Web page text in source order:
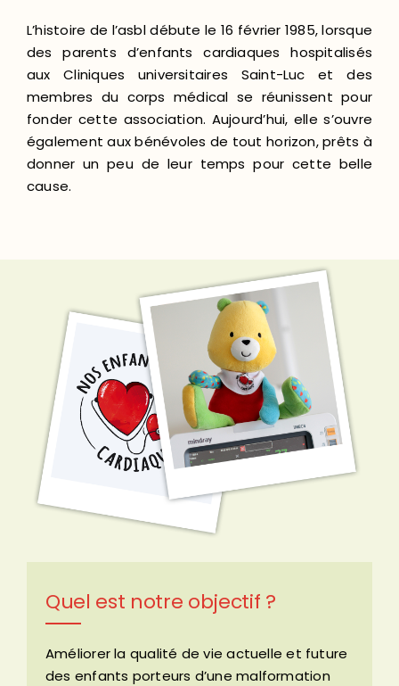
L’histoire de l’asbl débute le 16 février 1985, lorsque
des parents d’enfants cardiaques hospitalisés
aux Cliniques universitaires Saint-Luc et des
membres du corps médical se réunissent pour
fonder cette association. Aujourd’hui, elle s’ouvre
également aux bénévoles de tout horizon, prêts à
donner un peu de leur temps pour cette belle
cause.
Quel est notre objectif ?
Améliorer la qualité de vie actuelle et future
des enfants porteurs d’une malformation